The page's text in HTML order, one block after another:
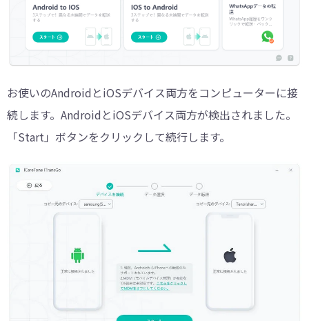
お使いのAndroidとiOSデバイス両方をコンピューターに接
続します。AndroidとiOSデバイス両方が検出されました。
「Start」ボタンをクリックして続行します。